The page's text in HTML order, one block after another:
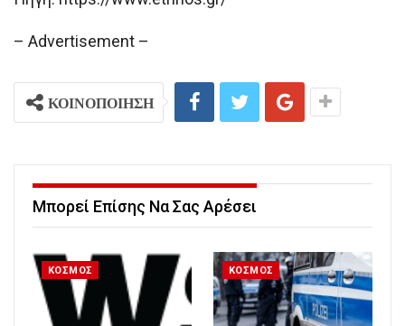
– Advertisement –
ΚΟΙΝΟΠΟΙΗΣΗ
Μπορεί Επίσης Να Σας Αρέσει
ΚΟΣΜΟΣ ΚΟΣΜΟΣ